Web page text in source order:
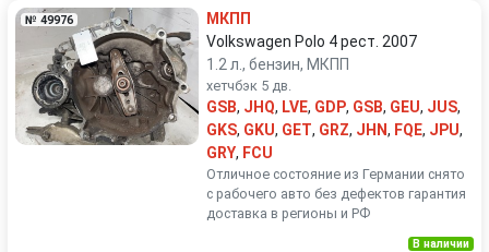
№ 49976
МКПП
Volkswagen Polo 4 рест. 2007
1.2 л., бензин, МКПП
хетчбэк 5 дв.
GSB, JHQ, LVE, GDP, GSB, GEU, JUS,
GKS, GKU, GET, GRZ, JHN, FQE, JPU,
GRY, FCU
Отличное состояние из Германии снято
с рабочего авто без дефектов гарантия
доставка в регионы и РФ
В наличии